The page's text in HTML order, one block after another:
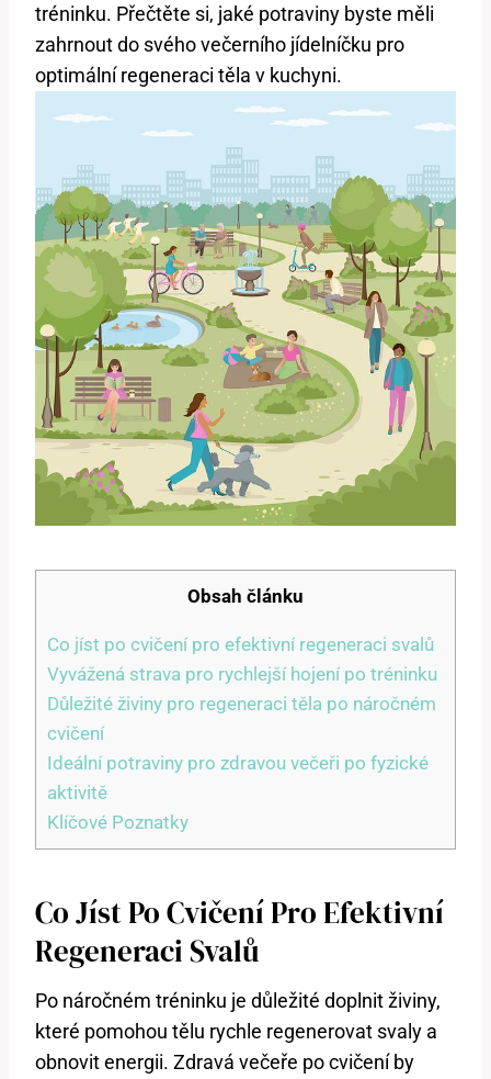
tréninku. Přečtěte si, jaké potraviny byste měli
zahrnout do svého večerního jídelníčku pro
optimální regeneraci těla v kuchyni.
Obsah článku
Co jíst po cvičení pro efektivní regeneraci svalů
Vyvážená strava pro rychlejší hojení po tréninku
Důležité živiny pro regeneraci těla po náročném
cvičení
Ideální potraviny pro zdravou večeři po fyzické
aktivitě
Klíčové Poznatky
Co Jíst Po Cvičení Pro Efektivní
Regeneraci Svalů
Po náročném tréninku je důležité doplnit živiny,
které pomohou tělu rychle regenerovat svaly a
obnovit energii. Zdravá večeře po cvičení by